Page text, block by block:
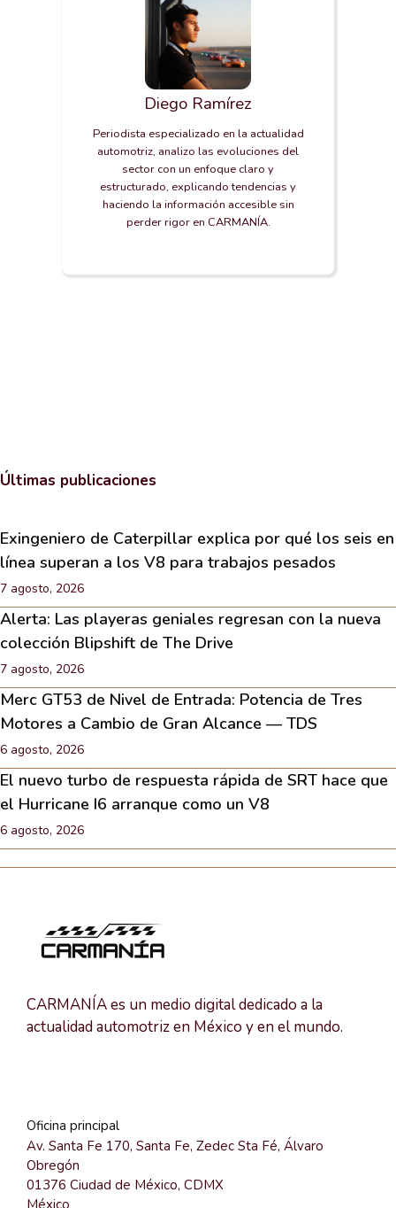
Diego Ramírez
Periodista especializado en la actualidad
automotriz, analizo las evoluciones del
sector con un enfoque claro y
estructurado, explicando tendencias y
haciendo la información accesible sin
perder rigor en CARMANÍA.
Últimas publicaciones
Exingeniero de Caterpillar explica por qué los seis en
línea superan a los V8 para trabajos pesados
7 agosto, 2026
Alerta: Las playeras geniales regresan con la nueva
colección Blipshift de The Drive
7 agosto, 2026
Merc GT53 de Nivel de Entrada: Potencia de Tres
Motores a Cambio de Gran Alcance — TDS
6 agosto, 2026
El nuevo turbo de respuesta rápida de SRT hace que
el Hurricane I6 arranque como un V8
6 agosto, 2026
CARMANÍA es un medio digital dedicado a la
actualidad automotriz en México y en el mundo.
Oficina principal
Av. Santa Fe 170, Santa Fe, Zedec Sta Fé, Álvaro
Obregón
01376 Ciudad de México, CDMX
México